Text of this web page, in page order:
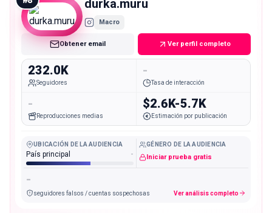
durka.muru
Macro
Obtener email Ver perfil completo
232.0K
Seguidores
-
Tasa de interacción
-
Reproducciones medias
$2.6K-5.7K
Estimación por publicación
UBICACIÓN DE LA AUDIENCIA
País principal -
GÉNERO DE LA AUDIENCIA
Iniciar prueba gratis
-
seguidores falsos / cuentas sospechosas Ver análisis completo